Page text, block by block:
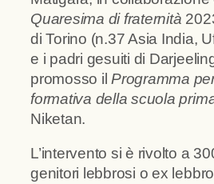
Quaresima di fraternità
di Torino (n.37 Asia India,
e i padri gesuiti di
promosso il Programma
formativa della scuola
Niketan.
L’intervento si è rivolto a
genitori lebbrosi o ex